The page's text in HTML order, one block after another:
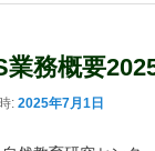
業務概要
: 2025年7月1日